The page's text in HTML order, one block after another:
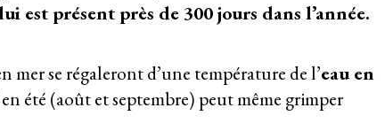
est présent près de 300 jours dans l’année.
mer se régaleront d’une température de l’eau en
été (août et septembre) peut même grimper